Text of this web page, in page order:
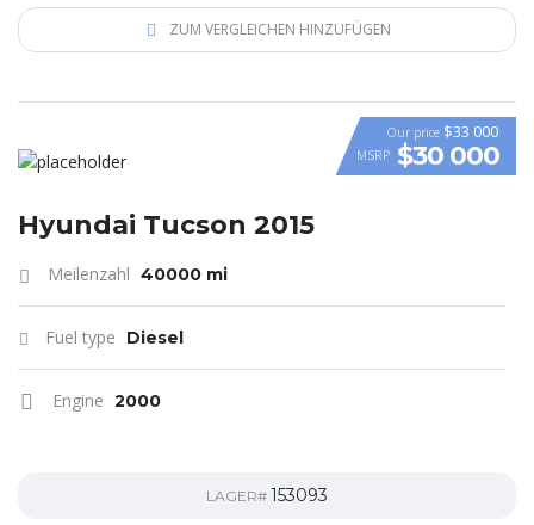
ZUM VERGLEICHEN HINZUFÜGEN
VIDEO
Our price $33 000
MSRP $30 000
Hyundai Tucson 2015
Meilenzahl 40000 mi
Fuel type Diesel
Engine 2000
LAGER# 153093